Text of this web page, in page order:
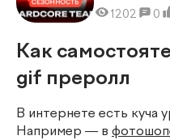
1202 0
Как
gif преролл
В интернете есть куча
Например — в